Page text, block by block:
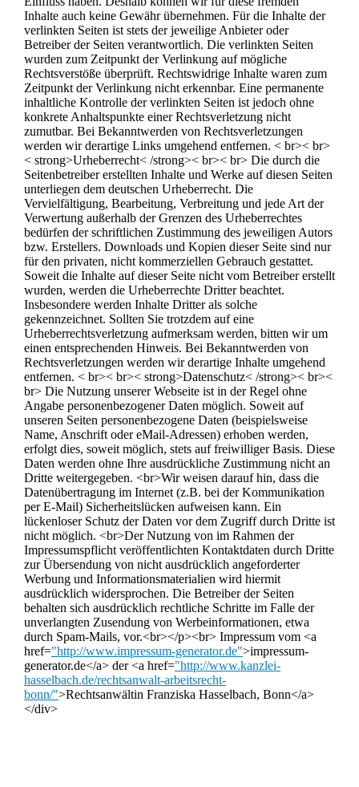
Inhalte auch keine Gewähr übernehmen. Für die Inhalte der
verlinkten Seiten ist stets der jeweilige Anbieter oder
Betreiber der Seiten verantwortlich. Die verlinkten Seiten
wurden zum Zeitpunkt der Verlinkung auf mögliche
Rechtsverstöße überprüft. Rechtswidrige Inhalte waren zum
Zeitpunkt der Verlinkung nicht erkennbar. Eine permanente
inhaltliche Kontrolle der verlinkten Seiten ist jedoch ohne
konkrete Anhaltspunkte einer Rechtsverletzung nicht
zumutbar. Bei Bekanntwerden von Rechtsverletzungen
werden wir derartige Links umgehend entfernen. < br>< br>
< strong>Urheberrecht< /strong>< br>< br> Die durch die
Seitenbetreiber erstellten Inhalte und Werke auf diesen Seiten
unterliegen dem deutschen Urheberrecht. Die
Vervielfältigung, Bearbeitung, Verbreitung und jede Art der
Verwertung außerhalb der Grenzen des Urheberrechtes
bedürfen der schriftlichen Zustimmung des jeweiligen Autors
bzw. Erstellers. Downloads und Kopien dieser Seite sind nur
für den privaten, nicht kommerziellen Gebrauch gestattet.
Soweit die Inhalte auf dieser Seite nicht vom Betreiber erstellt
wurden, werden die Urheberrechte Dritter beachtet.
Insbesondere werden Inhalte Dritter als solche
gekennzeichnet. Sollten Sie trotzdem auf eine
Urheberrechtsverletzung aufmerksam werden, bitten wir um
einen entsprechenden Hinweis. Bei Bekanntwerden von
Rechtsverletzungen werden wir derartige Inhalte umgehend
entfernen. < br>< br>< strong>Datenschutz< /strong>< br><
br> Die Nutzung unserer Webseite ist in der Regel ohne
Angabe personenbezogener Daten möglich. Soweit auf
unseren Seiten personenbezogene Daten (beispielsweise
Name, Anschrift oder eMail-Adressen) erhoben werden,
erfolgt dies, soweit möglich, stets auf freiwilliger Basis. Diese
Daten werden ohne Ihre ausdrückliche Zustimmung nicht an
Dritte weitergegeben. <br>Wir weisen darauf hin, dass die
Datenübertragung im Internet (z.B. bei der Kommunikation
per E-Mail) Sicherheitslücken aufweisen kann. Ein
lückenloser Schutz der Daten vor dem Zugriff durch Dritte ist
nicht möglich. <br>Der Nutzung von im Rahmen der
Impressumspflicht veröffentlichten Kontaktdaten durch Dritte
zur Übersendung von nicht ausdrücklich angeforderter
Werbung und Informationsmaterialien wird hiermit
ausdrücklich widersprochen. Die Betreiber der Seiten
behalten sich ausdrücklich rechtliche Schritte im Falle der
unverlangten Zusendung von Werbeinformationen, etwa
durch Spam-Mails, vor.<br></p><br> Impressum vom <a
href="http://www.impressum-generator.de">impressum-
generator.de</a> der <a href="http://www.kanzlei-
hasselbach.de/rechtsanwalt-arbeitsrecht-
bonn/">Rechtsanwältin Franziska Hasselbach, Bonn</a>
</div>